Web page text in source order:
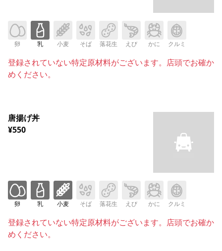
卵 乳 小麦 そば 落花生 えび かに クルミ
登録されていない特定原材料がございます。店頭でお確か
めください。
唐揚げ丼
¥550
卵 乳 小麦 そば 落花生 えび かに クルミ
登録されていない特定原材料がございます。店頭でお確か
めください。